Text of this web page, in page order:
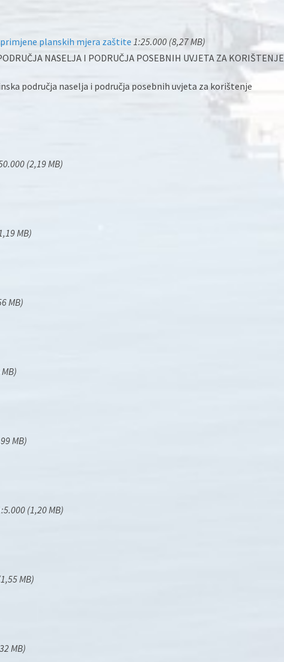
planskih mjera zaštite 1:25.000 (8,27 MB)
NASELJA I PODRUČJA POSEBNIH UVJETA ZA KORIŠTENJE
područja naselja i područja posebnih uvjeta za korištenje
(2,19 MB)
MB)
MB)
MB)
(1,20 MB)
MB)
MB)